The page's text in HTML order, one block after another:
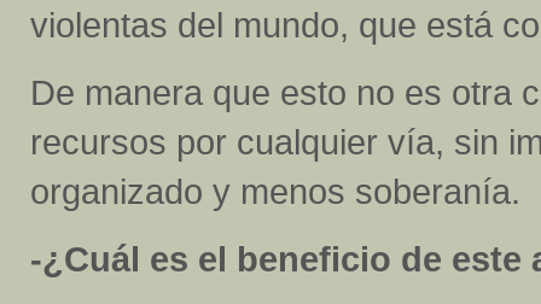
violentas del mundo, que está
De manera que esto no es otra
recursos por cualquier vía, sin
organizado y menos soberanía.
-¿Cuál es el beneficio de este